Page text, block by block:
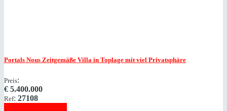
Portals Nous Zeitgemäße Villa in Toplage mit viel Privatsphäre
Preis:
€ 5.400.000
Ref: 27108